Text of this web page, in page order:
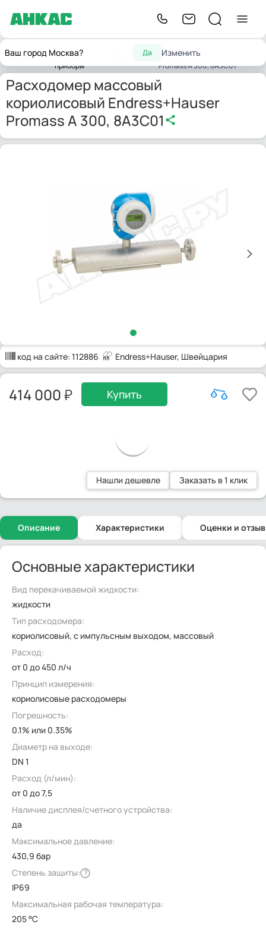
Ваш город Москва? Да Изменить
Главнаяизмерительные
приборы
Расходомеры
кориолисовый Endress+Hauser
Promass A 300, 8A3C01
Расходомер массовый
кориолисовый Endress+Hauser
Promass A 300, 8A3C01
код на сайте: 112886 Endress+Hauser, Швейцария
414 000 Купить
Нашли дешевле Заказать в 1 клик
Описание Характеристики Оценки и
Основные характеристики
Вид перекачиваемой жидкости:
жидкости
Тип расходомера:
кориолисовый, с импульсным выходом, массовый
Расход:
от 0 до 450 л/ч
Принцип измерения:
кориолисовые расходомеры
Погрешность:
0.1% или 0.35%
Диаметр на выходе:
DN 1
Расход (л/мин):
от 0 до 7,5
Наличие дисплея/счетного устройства:
да
Максимальное давление:
430,9 бар
Степень защиты: ?
IP69
Максимальная рабочая температура:
205 °C